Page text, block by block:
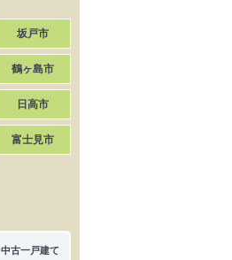
坂戸市
鶴ヶ島市
日高市
富士見市
中古一戸建て